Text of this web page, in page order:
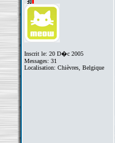
Inscrit le: 20 D�c 2005
Messages: 31
Localisation: Chièvres, Belgique